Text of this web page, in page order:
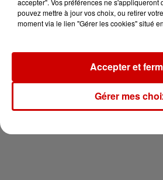
Newsletter
pouvez mettre à jour vos choix, ou retirer
moment via le lien "Gérer les cookies" situé
Gérer mes
Accepter et